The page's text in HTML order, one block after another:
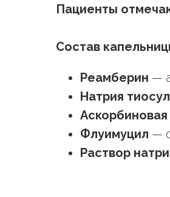
Пациенты
Состав
Реамберин —
Натрия
Флуимуцил —
Раствор